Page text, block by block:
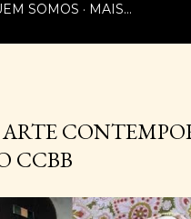
SOMOS MAIS…
CCBB